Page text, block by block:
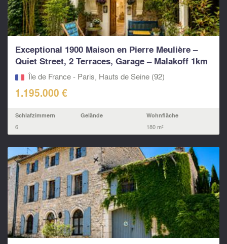
Exceptional 1900 Maison en Pierre Meulière –
Quiet Street, 2 Terraces, Garage – Malakoff 1km
Porte d
Île de France - Paris, Hauts de Seine (92)
1.195.000 €
Schlafzimmern
6
Gelände Wohnfläche
180 m²